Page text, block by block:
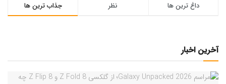
جذاب ترین ها نظر داغ ترین ها
آخرین اخبار